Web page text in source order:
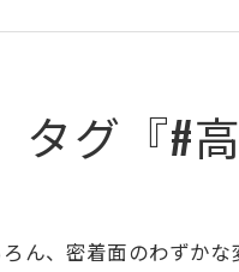
タグ『#
ん、密着面のわずか